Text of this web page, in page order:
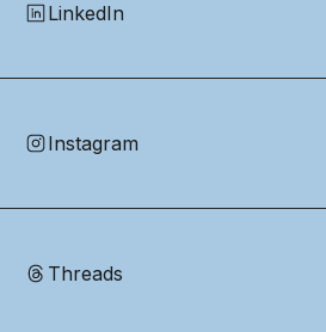
LinkedIn
Instagram
Threads